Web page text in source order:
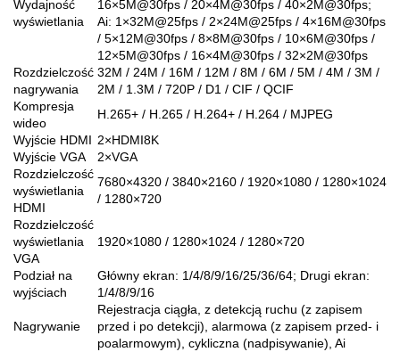
Wydajność
wyświetlania
16×5M@30fps / 20×4M@30fps / 40×2M@30fps;
Ai: 1×32M@25fps / 2×24M@25fps / 4×16M@30fps
/ 5×12M@30fps / 8×8M@30fps / 10×6M@30fps /
12×5M@30fps / 16×4M@30fps / 32×2M@30fps
Rozdzielczość
nagrywania
32M / 24M / 16M / 12M / 8M / 6M / 5M / 4M / 3M /
2M / 1.3M / 720P / D1 / CIF / QCIF
Kompresja
wideo
H.265+ / H.265 / H.264+ / H.264 / MJPEG
Wyjście HDMI 2×HDMI8K
Wyjście VGA
2×VGA
Rozdzielczość
wyświetlania
HDMI
7680×4320 / 3840×2160 / 1920×1080 / 1280×1024
/ 1280×720
Rozdzielczość
wyświetlania
VGA
1920×1080 / 1280×1024 / 1280×720
Podział na
wyjściach
Główny ekran: 1/4/8/9/16/25/36/64; Drugi ekran:
1/4/8/9/16
Nagrywanie
Rejestracja ciągła, z detekcją ruchu (z zapisem
przed i po detekcji), alarmowa (z zapisem przed- i
poalarmowym), cykliczna (nadpisywanie), Ai